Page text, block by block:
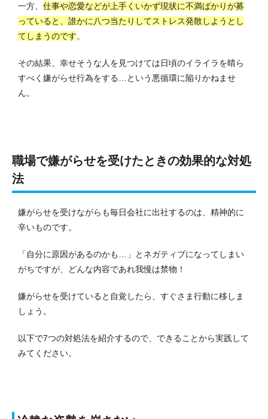
一方、 仕事や恋愛などが上手くいかず現状に不満ばかりが募
っていると、誰かに八つ当たりしてストレス発散しようとし
てしまうのです。
その結果、幸せそうな人を見つけては日頃のイライラを晴ら
すべく嫌がらせ行為をする…という悪循環に陥りかねませ
ん。
職場で嫌がらせを受けたときの効果的な対処
法
嫌がらせを受けながらも毎日会社に出社するのは、精神的に
辛いものです。
「自分に原因があるのかも…」とネガティブになってしまい
がちですが、どんな内容であれ我慢は禁物！
嫌がらせを受けていると自覚したら、すぐさま行動に移しま
しょう。
以下で7つの対処法を紹介するので、できることから実践して
みてください。